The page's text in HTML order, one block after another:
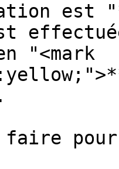
est
"<mark
faire